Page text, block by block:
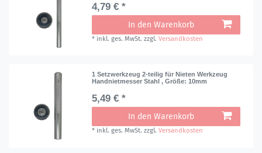
4,79 € *
In den Warenkorb
* inkl. ges. MwSt. zzgl.Versandkosten
1 Setzwerkzeug 2-teilig für Nieten Werkzeug
Handnietmesser Stahl, Größe: 10mm
5,49 € *
In den Warenkorb
* inkl. ges. MwSt. zzgl.Versandkosten